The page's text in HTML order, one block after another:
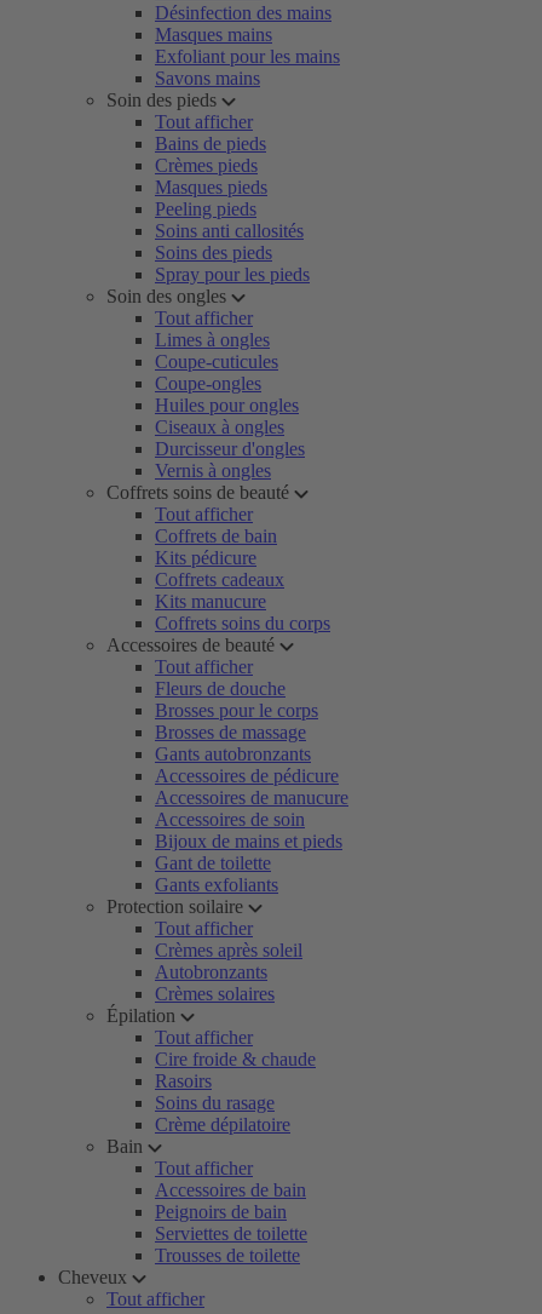
Désinfection des mains
Masques mains
Exfoliant pour les mains
Savons mains
Soin des pieds
Tout afficher
Bains de pieds
Crèmes pieds
Masques pieds
Peeling pieds
Soins anti callosités
Soins des pieds
Spray pour les pieds
Soin des ongles
Tout afficher
Limes à ongles
Coupe-cuticules
Coupe-ongles
Huiles pour ongles
Ciseaux à ongles
Durcisseur d'ongles
Vernis à ongles
Coffrets soins de beauté
Tout afficher
Coffrets de bain
Kits pédicure
Coffrets cadeaux
Kits manucure
Coffrets soins du corps
Accessoires de beauté
Tout afficher
Fleurs de douche
Brosses pour le corps
Brosses de massage
Gants autobronzants
Accessoires de pédicure
Accessoires de manucure
Accessoires de soin
Bijoux de mains et pieds
Gant de toilette
Gants exfoliants
Protection soilaire
Tout afficher
Crèmes après soleil
Autobronzants
Crèmes solaires
Épilation
Tout afficher
Cire froide & chaude
Rasoirs
Soins du rasage
Crème dépilatoire
Bain
Tout afficher
Accessoires de bain
Peignoirs de bain
Serviettes de toilette
Trousses de toilette
Cheveux
Tout afficher